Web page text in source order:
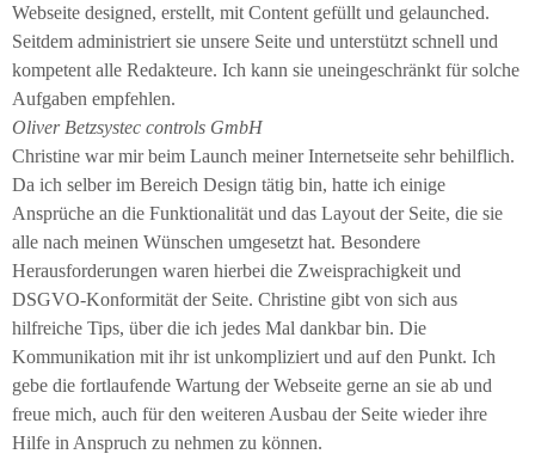
Webseite designed, erstellt, mit Content gefüllt und gelaunched.
Seitdem administriert sie unsere Seite und unterstützt schnell und
kompetent alle Redakteure. Ich kann sie uneingeschränkt für solche
Aufgaben empfehlen.
Oliver Betzsystec controls GmbH
Christine war mir beim Launch meiner Internetseite sehr behilflich.
Da ich selber im Bereich Design tätig bin, hatte ich einige
Ansprüche an die Funktionalität und das Layout der Seite, die sie
alle nach meinen Wünschen umgesetzt hat. Besondere
Herausforderungen waren hierbei die Zweisprachigkeit und
DSGVO-Konformität der Seite. Christine gibt von sich aus
hilfreiche Tips, über die ich jedes Mal dankbar bin. Die
Kommunikation mit ihr ist unkompliziert und auf den Punkt. Ich
gebe die fortlaufende Wartung der Webseite gerne an sie ab und
freue mich, auch für den weiteren Ausbau der Seite wieder ihre
Hilfe in Anspruch zu nehmen zu können.